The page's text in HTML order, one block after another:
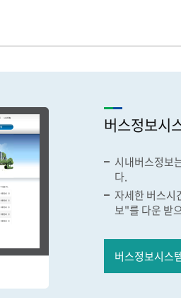
버스정보시
시내버스정보
다.
자세한 버스시
보"를 다운 받
버스정보시스